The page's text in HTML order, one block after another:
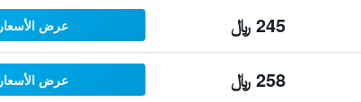
245 ﷼ عرض الأسعار
258 ﷼ عرض الأسعار